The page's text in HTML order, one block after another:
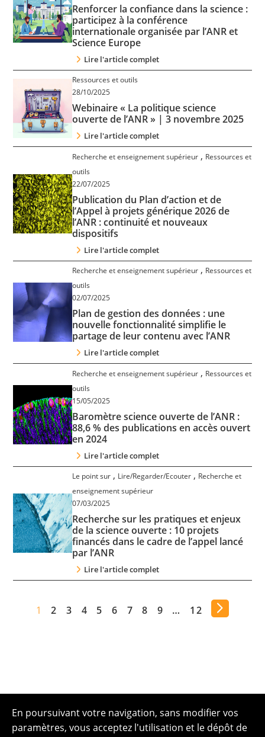
Renforcer la confiance dans la science :
participez à la conférence
internationale organisée par l’ANR et
Science Europe
Lire l'article complet
Ressources et outils
28/10/2025
Webinaire « La politique science
ouverte de l’ANR » | 3 novembre 2025
Lire l'article complet
Recherche et enseignement supérieur , Ressources et
outils
22/07/2025
Publication du Plan d’action et de
l’Appel à projets générique 2026 de
l’ANR : continuité et nouveaux
dispositifs
Lire l'article complet
Recherche et enseignement supérieur , Ressources et
outils
02/07/2025
Plan de gestion des données : une
nouvelle fonctionnalité simplifie le
partage de leur contenu avec l’ANR
Lire l'article complet
Recherche et enseignement supérieur , Ressources et
outils
15/05/2025
Baromètre science ouverte de l’ANR :
88,6 % des publications en accès ouvert
en 2024
Lire l'article complet
Le point sur , Lire/Regarder/Ecouter , Recherche et
enseignement supérieur
07/03/2025
Recherche sur les pratiques et enjeux
de la science ouverte : 10 projets
financés dans le cadre de l’appel lancé
par l’ANR
Lire l'article complet
1 2 3 4 5 6 7 8 9 … 12
En poursuivant votre navigation, sans modifier vos
paramètres, vous acceptez l'utilisation et le dépôt de